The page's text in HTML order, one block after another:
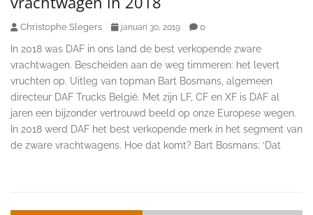
Christophe Slegers januari 30, 2019 0
In 2018 was DAF in ons land de best verkopende zware
vrachtwagen. Bescheiden aan de weg timmeren: het levert
vruchten op. Uitleg van topman Bart Bosmans, algemeen
directeur DAF Trucks België. Met zijn LF, CF en XF is DAF al
jaren een bijzonder vertrouwd beeld op onze Europese wegen.
In 2018 werd DAF het best verkopende merk in het segment van
de zware vrachtwagens. Hoe dat komt? Bart Bosmans: ‘Dat